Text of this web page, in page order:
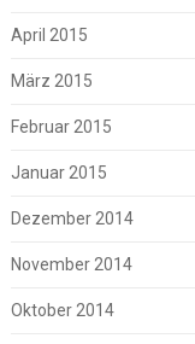
April 2015
März 2015
Februar 2015
Januar 2015
Dezember 2014
November 2014
Oktober 2014